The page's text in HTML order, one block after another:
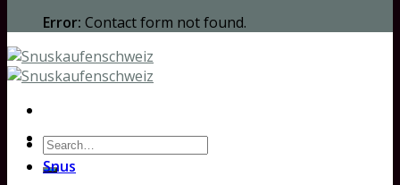
Error: Contact form not found.
Search
for:
Snus